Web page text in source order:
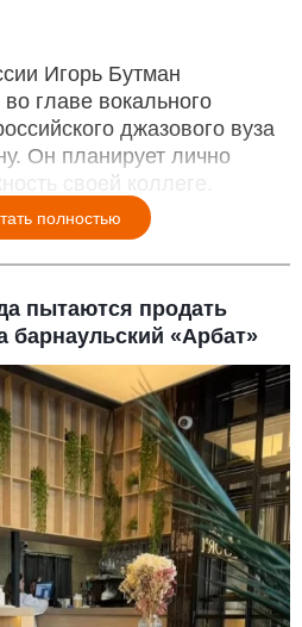
Игорь Бутман
главе вокального
джазового вуза
Он планирует лично
своей коллеге.
полностью
пытаются продать
барнаульский «Арбат»